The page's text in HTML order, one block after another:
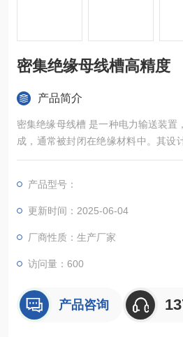
密集绝缘母线槽高精度
产品简介
密集绝缘母线槽 ‌是一种电力输送装置
成，通常被封闭在绝缘材料中。其设
情况下，安全、可靠地传输电力。
产品型号：
更新时间：2025-06-04
厂商性质：生产厂家
访问量：600
产品咨询